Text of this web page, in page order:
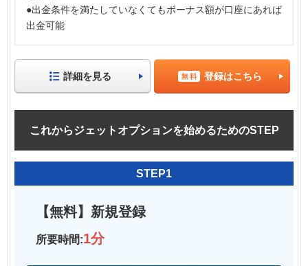
●出金条件を満たしていなくてもボーナス額が口座にあれば
出金可能
詳細を見る 登録はこちら
これからジェットオプションを始めるためのSTEP
STEP1
【無料】新規登録
所要時間:1分